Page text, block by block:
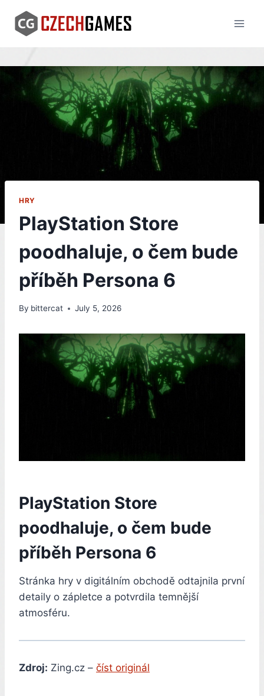
content
HRY
PlayStation Store
poodhaluje, o čem bude
příběh Persona 6
By bittercat July 5, 2026
PlayStation Store
poodhaluje, o čem bude
příběh Persona 6
Stránka hry v digitálním obchodě odtajnila první
detaily o zápletce a potvrdila temnější
atmosféru.
Zdroj: Zing.cz – číst originál